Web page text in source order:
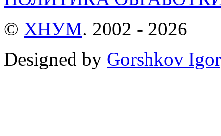
© ХНУМ. 2002 - 2026
Designed by Gorshkov Igor